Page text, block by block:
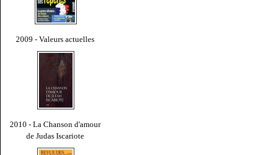
2009 - Valeurs actuelles
2010 - La Chanson d'amour
de Judas Iscariote